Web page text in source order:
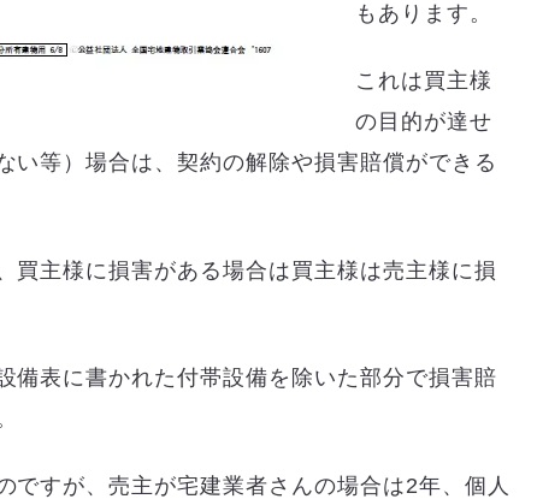
もあります。
これは買主様
の目的が達せ
い等）場合は、契約の解除や損害賠償ができる
買主様に損害がある場合は買主様は売主様に損
備表に書かれた付帯設備を除いた部分で損害賠
ですが、売主が宅建業者さんの場合は2年、個人